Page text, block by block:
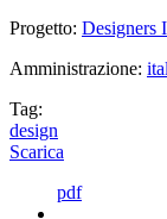
Progetto: Designers
Amministrazione:
Tag:
design
Scarica
pdf